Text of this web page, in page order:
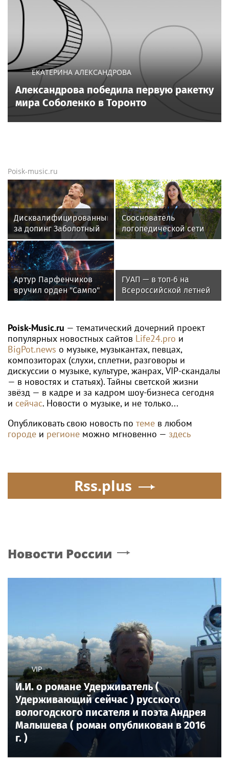
ЕКАТЕРИНА АЛЕКСАНДРОВА
Александрова победила первую ракетку
мира Соболенко в Торонто
Poisk-music.ru
Дисквалифицированный
за допинг Заболотный
подписал контракт с
клубом Басты
Сооснователь
логопедической сети
«Разноцветные
Артур Парфенчиков
вручил орден "Сампо"
семье Бориса Одлиса
ГУАП — в топ‑6 на
Всероссийской летней
Универсиаде по
Poisk-Music.ru — тематический дочерний проект
популярных новостных сайтов Life24.pro и
BigPot.news о музыке, музыкантах, певцах,
композиторах (слухи, сплетни, разговоры и
дискуссии о музыке, культуре, жанрах, VIP-скандалы
— в новостях и статьях). Тайны светской жизни
звёзд — в кадре и за кадром шоу-бизнеса сегодня
и сейчас. Новости о музыке, и не только...
Опубликовать свою новость по теме в любом
городе и регионе можно мгновенно — здесь
Rss.plus
Новости России
VIP
И.И. о романе Удерживатель (
Удерживающий сейчас ) русского
вологодского писателя и поэта Андрея
Малышева ( роман опубликован в 2016
г. )